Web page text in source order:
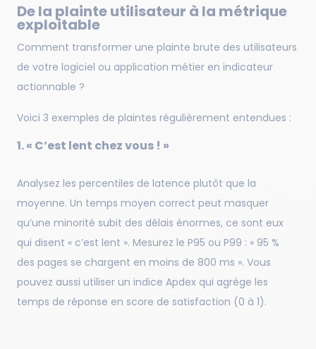
De la plainte utilisateur à la métrique
exploitable
Comment transformer une plainte brute des utilisateurs
de votre logiciel ou application métier en indicateur
actionnable ?
Voici 3 exemples de plaintes régulièrement entendues :
1. « C’est lent chez vous ! »
Analysez les percentiles de latence plutôt que la
moyenne. Un temps moyen correct peut masquer
qu’une minorité subit des délais énormes, ce sont eux
qui disent « c’est lent ». Mesurez le P95 ou P99 : « 95 %
des pages se chargent en moins de 800 ms ». Vous
pouvez aussi utiliser un indice Apdex qui agrège les
temps de réponse en score de satisfaction (0 à 1).